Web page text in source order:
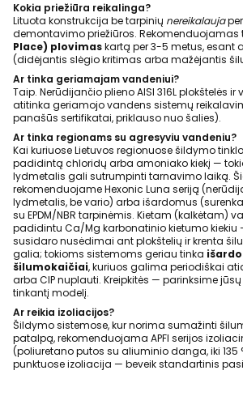
Kokia priežiūra reikalinga?
Lituota konstrukcija be tarpinių nereikalauja
demontavimo priežiūros. Rekomenduojamas
Place) plovimaskartą per 3-5 metus, esant
(didėjantis slėgio kritimas arba mažėjantis
Ar tinka geriamajam vandeniui?
Taip. Nerūdijančio plieno AISI 316L plokštelės
atitinka geriamojo vandens sistemų
panašūs sertifikatai, priklauso nuo šalies).
Ar tinka regionams su agresyviu vandeniu?
Kai kuriuose Lietuvos regionuose šildymo
padidintą chloridų arba amoniako kiekį —
lydmetalis gali sutrumpinti tarnavimo laiką.
rekomenduojame Hexonic Luna seriją
lydmetalis, be vario) arba išardomus
su EPDM/NBR tarpinėmis. Kietam (kalkėtam)
padidintu Ca/Mg karbonatinio kietumo kiekiu
susidaro nusėdimai ant plokštelių ir krenta
galia; tokioms sistemoms geriau tinka
šilumokaičiai, kuriuos galima periodiškai
arba CIP nuplauti. Kreipkitės — parinksime
tinkantį modelį.
Ar reikia izoliacijos?
Šildymo sistemose, kur norima sumažinti
patalpą, rekomenduojama APFI serijos
(poliuretano putos su aliuminio danga, iki 135
punktuose izoliacija — beveik standartinis